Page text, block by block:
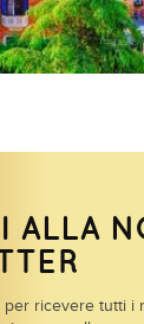
ALLA
per ricevere tutti i